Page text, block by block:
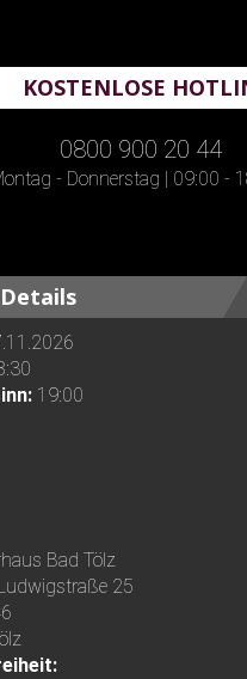
KOSTENLOSE
0800 900 20 44
- Donnerstag | 09:00 -
19:00
Bad Tölz
25